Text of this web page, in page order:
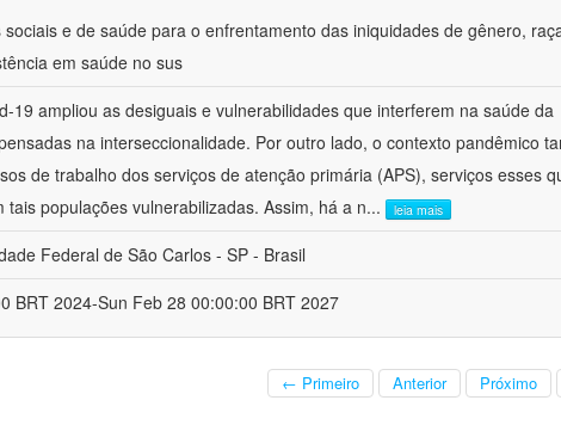
sociais e de saúde para o enfrentamento das iniquidades de gênero,
em saúde no sus
19 ampliou as desiguais e vulnerabilidades que interferem na saúde da
na interseccionalidade. Por outro lado, o contexto pandêmico
de trabalho dos serviços de atenção primária (APS), serviços esses
populações vulnerabilizadas. Assim, há a n... leia mais
Federal de São Carlos - SP - Brasil
BRT 2024-Sun Feb 28 00:00:00 BRT 2027
← Primeiro Anterior Próximo